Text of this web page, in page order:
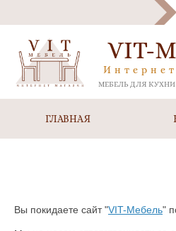
VIT-
МЕБЕЛЬ ДЛЯ
ГЛАВНАЯ
Вы покидаете сайт "VIT-Мебель"